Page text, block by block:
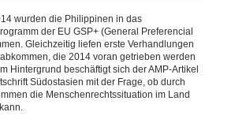
wurden die Philippinen in das
der EU GSP+ (General Preferencial
Gleichzeitig liefen erste Verhandlungen
die 2014 voran getrieben werden
Hintergrund beschäftigt sich der AMP-Artikel
Südostasien mit der Frage, ob durch
die Menschenrechtssituation im Land